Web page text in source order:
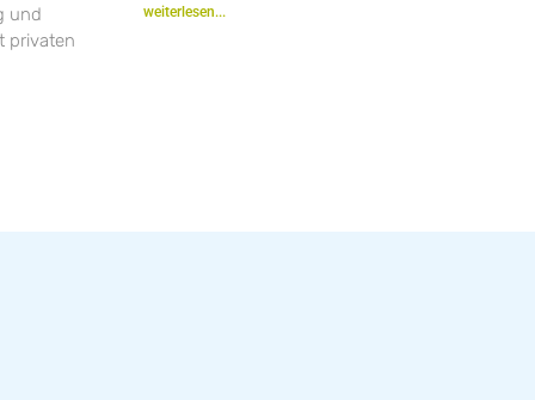
und
privaten
weiterlesen...